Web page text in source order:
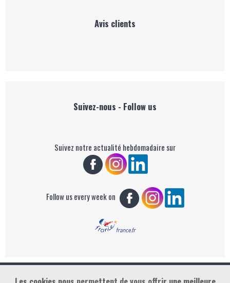
Avis clients
Suivez-nous - Follow us
Suivez notre actualité hebdomadaire sur
Follow us every week on